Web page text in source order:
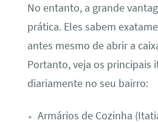
No entanto, a grande
prática. Eles sabem
antes mesmo de abrir a
Portanto, veja os principais
diariamente no seu bairro:
Armários de Cozinha